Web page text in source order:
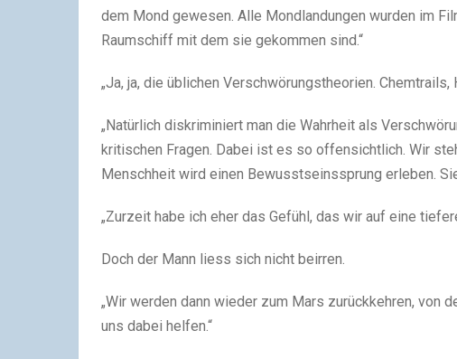
dem Mond gewesen. Alle Mondlandungen wurden im
Raumschiff mit dem sie gekommen sind.“
„Ja, ja, die üblichen Verschwörungstheorien. Chemtrails,
„Natürlich diskriminiert man die Wahrheit als
kritischen Fragen. Dabei ist es so offensichtlich. Wir
Menschheit wird einen Bewusstseinssprung erleben.
„Zurzeit habe ich eher das Gefühl, das wir auf eine
Doch der Mann liess sich nicht beirren.
„Wir werden dann wieder zum Mars zurückkehren, von
uns dabei helfen.“